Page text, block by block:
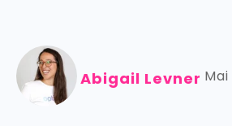
Abigail Levner Mai